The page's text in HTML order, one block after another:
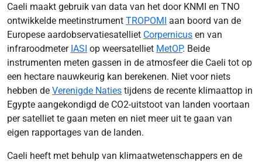
Caeli maakt gebruik van data van het door KNMI en TNO
ontwikkelde meetinstrument TROPOMI aan boord van de
Europese aardobservatiesatelliet Corpernicus en van
infraroodmeter IASI op weersatelliet MetOP. Beide
instrumenten meten gassen in de atmosfeer die Caeli tot op
een hectare nauwkeurig kan berekenen. Niet voor niets
hebben de Verenigde Naties tijdens de recente klimaattop in
Egypte aangekondigd de CO2-uitstoot van landen voortaan
per satelliet te gaan meten en niet meer uit te gaan van
eigen rapportages van de landen.
Caeli heeft met behulp van klimaatwetenschappers en de